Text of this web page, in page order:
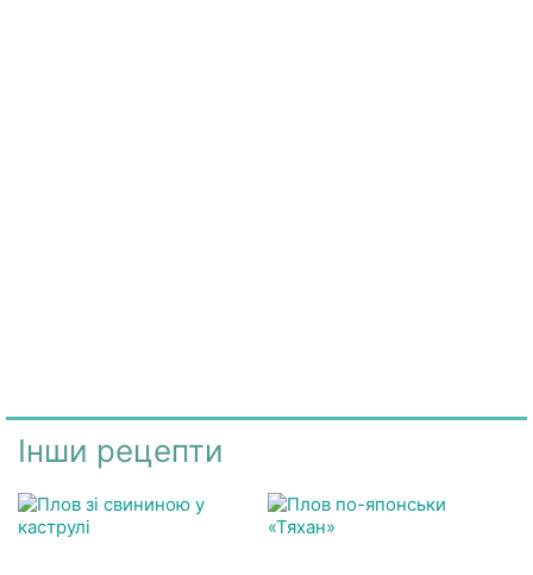
Інши рецепти